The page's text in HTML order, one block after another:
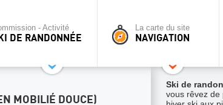
- Activité
DE RANDONNÉE
La carte du site
NAVIGATION
MOBILIÉ DOUCE)
Ski de
vous rêvez de